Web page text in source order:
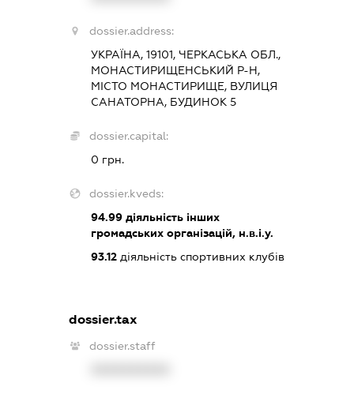
dossier.address:
УКРАЇНА, 19101, ЧЕРКАСЬКА ОБЛ.,
МОНАСТИРИЩЕНСЬКИЙ Р-Н,
МІСТО МОНАСТИРИЩЕ, ВУЛИЦЯ
САНАТОРНА, БУДИНОК 5
dossier.capital:
0 грн.
dossier.kveds:
94.99 діяльність інших
громадських організацій, н.в.і.у.
93.12 діяльність спортивних клубів
dossier.tax
dossier.staff